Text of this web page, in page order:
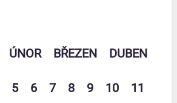
ÚNOR BŘEZEN DUBEN
5 6 7 8 9 10 11